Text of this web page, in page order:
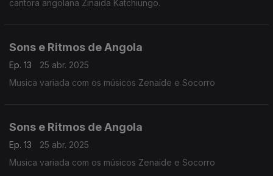
cantora angolana Zinaida Katchiungo.
Sons e Ritmos de Angola
Ep. 13
25 abr. 2025
Musica variada com os músicos Zenaide e Socorro
Sons e Ritmos de Angola
Ep. 13
25 abr. 2025
Musica variada com os músicos Zenaide e Socorro